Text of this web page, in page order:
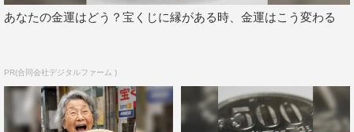
あふれんばかりの“乃木坂46愛”を持つ久保史緒里はソロ
岩本蓮加・佐藤楓の3期生アンダーの2人は、同期だから
話せる仲良し大放談。初めての3期生だけの同期会の話
あなたの金運はどう？宝くじに縁がある時、金運はこう変わる
PR(合同会社デジタルファーム )